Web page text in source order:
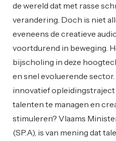
de wereld dat met rasse
verandering. Doch is niet
eveneens de creatieve
voortdurend in beweging.
bijscholing in deze
en snel evoluerende
innovatief opleidingstraject
talenten te managen en
stimuleren? Vlaams
(SP.A), is van mening dat